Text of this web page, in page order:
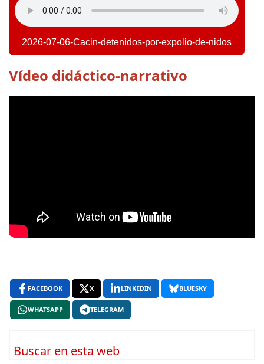
2026-07-06-Cacin-detenidos-por-expolio-de-nidos
Vídeo didáctico-narrativo
FACEBOOK X LINKEDIN BLUESKY
WHATSAPP TELEGRAM
Buscar en esta web